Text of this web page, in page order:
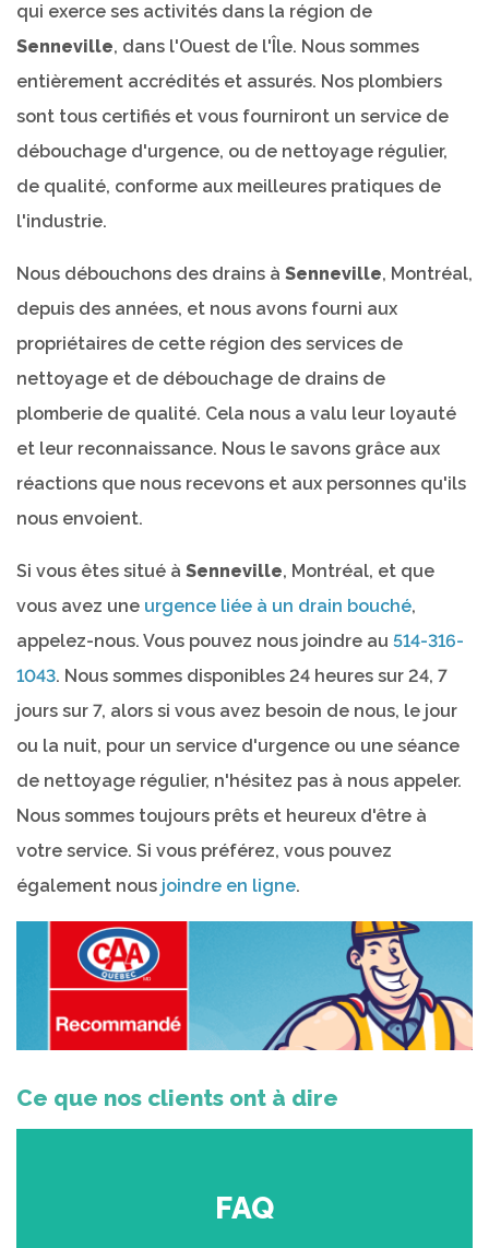
qui exerce ses activités dans la région de
Senneville, dans l'Ouest de l'Île. Nous sommes
entièrement accrédités et assurés. Nos plombiers
sont tous certifiés et vous fourniront un service de
débouchage d'urgence, ou de nettoyage régulier,
de qualité, conforme aux meilleures pratiques de
l'industrie.
Nous débouchons des drains à Senneville, Montréal,
depuis des années, et nous avons fourni aux
propriétaires de cette région des services de
nettoyage et de débouchage de drains de
plomberie de qualité. Cela nous a valu leur loyauté
et leur reconnaissance. Nous le savons grâce aux
réactions que nous recevons et aux personnes qu'ils
nous envoient.
Si vous êtes situé à Senneville, Montréal, et que
vous avez une urgence liée à un drain bouché,
appelez-nous. Vous pouvez nous joindre au 514-316-
1043. Nous sommes disponibles 24 heures sur 24, 7
jours sur 7, alors si vous avez besoin de nous, le jour
ou la nuit, pour un service d'urgence ou une séance
de nettoyage régulier, n'hésitez pas à nous appeler.
Nous sommes toujours prêts et heureux d'être à
votre service. Si vous préférez, vous pouvez
également nous joindre en ligne.
Ce que nos clients ont à dire
FAQ